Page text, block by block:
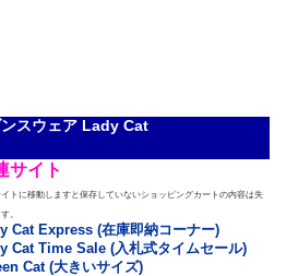
スウェア Lady Cat
サイト
トに移動しますと保存していないショッピングカートの内容は失
。
Cat Express (在庫即納コーナー)
Cat Time Sale (入札式タイムセール)
Cat (大きいサイズ)